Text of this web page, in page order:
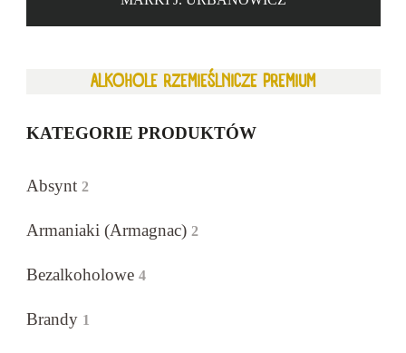
ALKOHOLE RZEMIEŚLNICZE PREMIUM
KATEGORIE PRODUKTÓW
Absynt 2
Armaniaki (Armagnac) 2
Bezalkoholowe 4
Brandy 1